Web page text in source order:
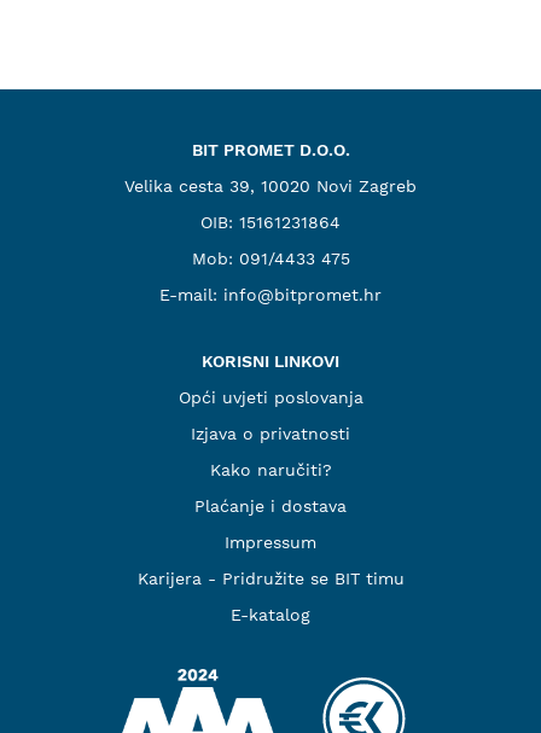
BIT PROMET D.O.O.
Velika cesta 39, 10020 Novi Zagreb
OIB: 15161231864
Mob: 091/4433 475
E-mail: info@bitpromet.hr
KORISNI LINKOVI
Opći uvjeti poslovanja
Izjava o privatnosti
Kako naručiti?
Plaćanje i dostava
Impressum
Karijera - Pridružite se BIT timu
E-katalog